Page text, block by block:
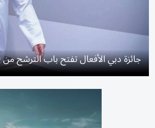
جائزة دبي الأفعال تفتح باب الترشح من 10 أغسطس